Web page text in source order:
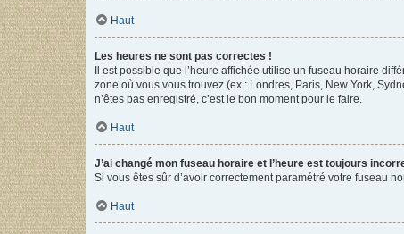
Haut
Les heures ne sont pas correctes !
Il est possible que l’heure affichée utilise un fuseau horaire
zone où vous vous trouvez (ex : Londres, Paris, New York,
n’êtes pas enregistré, c’est le bon moment pour le faire.
Haut
J’ai changé mon fuseau horaire et l’heure est toujours
Si vous êtes sûr d’avoir correctement paramétré votre fuseau
Haut